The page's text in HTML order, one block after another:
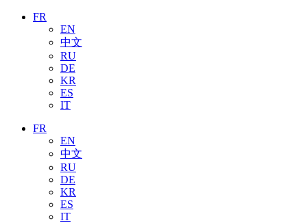
FR
EN
中文
RU
DE
KR
ES
IT
FR
EN
中文
RU
DE
KR
ES
IT